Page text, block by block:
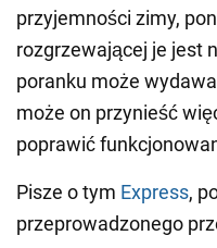
przyjemności zimy,
rozgrzewającej je jest
poranku może
może on przynieść
poprawić
Pisze o tym Express,
przeprowadzonego